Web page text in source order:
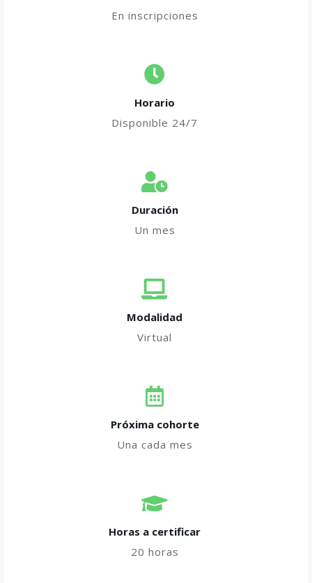
En inscripciones
Horario
Disponible 24/7
Duración
Un mes
Modalidad
Virtual
Próxima cohorte
Una cada mes
Horas a certificar​
20 horas